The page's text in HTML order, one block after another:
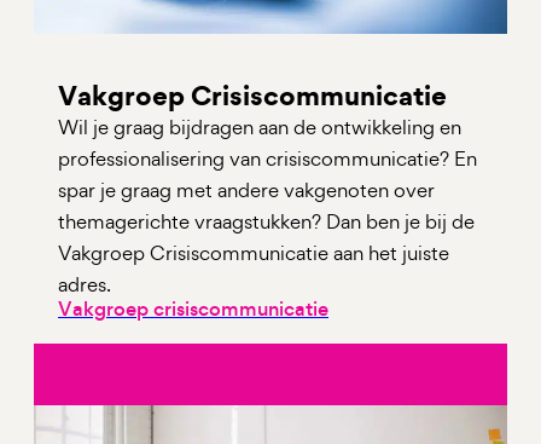
Vakgroep Crisiscommunicatie
Wil je graag bijdragen aan de ontwikkeling en
professionalisering van crisiscommunicatie? En
spar je graag met andere vakgenoten over
themagerichte vraagstukken? Dan ben je bij de
Vakgroep Crisiscommunicatie aan het juiste
adres.
Vakgroep crisiscommunicatie